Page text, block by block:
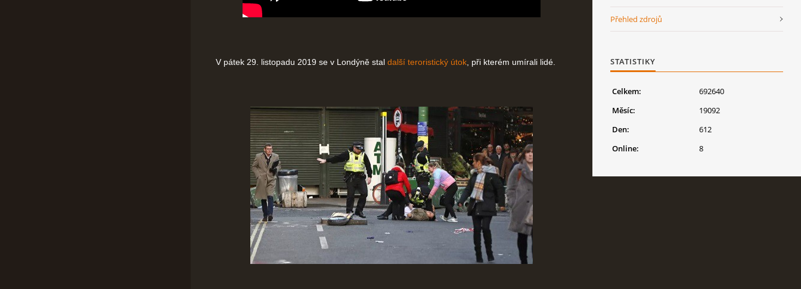
V pátek 29. listopadu 2019 se v Londýně stal další teroristický útok , při kterém umírali lidé.
Přehled zdrojů
STATISTIKY
Online: 8
Celkem:
692640
Měsíc:
19092
Den:
612